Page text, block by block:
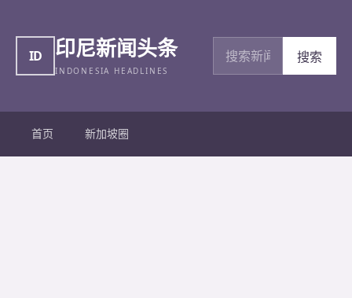
ID 印尼新闻头条
INDONESIA HEADLINES
搜索新闻
搜索
首页 新加坡圈